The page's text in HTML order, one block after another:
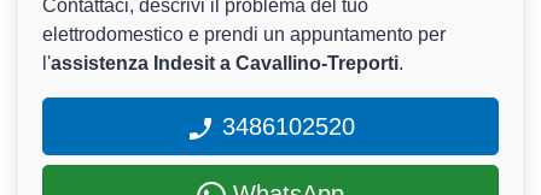
Contattaci, descrivi il problema del tuo
elettrodomestico e prendi un appuntamento per
l'assistenza Indesit a Cavallino-Treporti.
3486102520